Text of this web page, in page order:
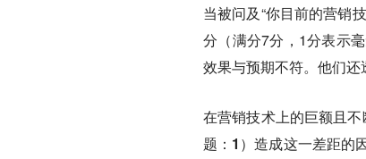
当被问及“你目前的营销
分（满分7分，1分表示
效果与预期不符。他们还
在营销技术上的巨额且
题： 1）造成这一差距的